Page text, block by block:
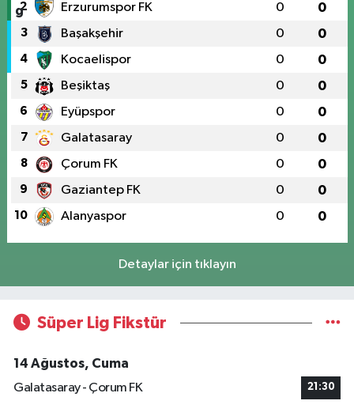
2 Erzurumspor FK 0 0
3 Başakşehir 0 0
4 Kocaelispor 0 0
5 Beşiktaş 0 0
6 Eyüpspor 0 0
7 Galatasaray 0 0
8 Çorum FK 0 0
9 Gaziantep FK 0 0
10 Alanyaspor 0 0
Detaylar için tıklayın
Süper Lig Fikstür
14 Ağustos, Cuma
Galatasaray - Çorum FK
21:30